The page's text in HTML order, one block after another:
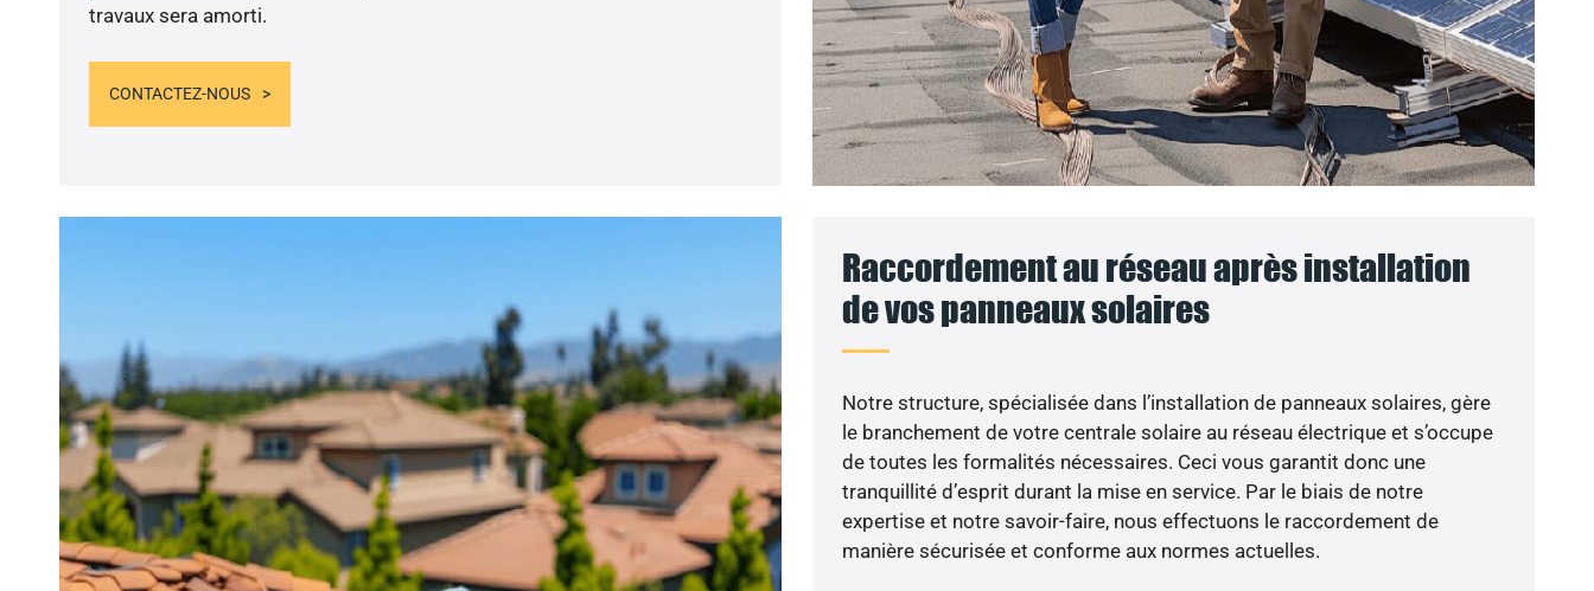
travaux sera amorti.
CONTACTEZ-NOUS
Raccordement au réseau après installation
de vos panneaux solaires
Notre structure, spécialisée dans l’installation de panneaux solaires, gère
le branchement de votre centrale solaire au réseau électrique et s’occupe
de toutes les formalités nécessaires. Ceci vous garantit donc une
tranquillité d’esprit durant la mise en service. Par le biais de notre
expertise et notre savoir-faire, nous effectuons le raccordement de
manière sécurisée et conforme aux normes actuelles.